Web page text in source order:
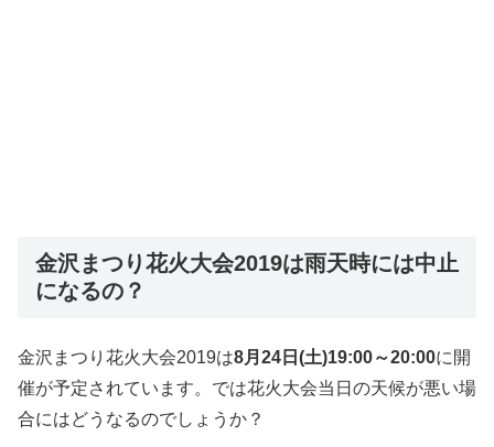
金沢まつり花火大会2019は雨天時には中止
になるの？
金沢まつり花火大会2019は8月24日(土)19:00～20:00に開
催が予定されています。では花火大会当日の天候が悪い場
合にはどうなるのでしょうか？